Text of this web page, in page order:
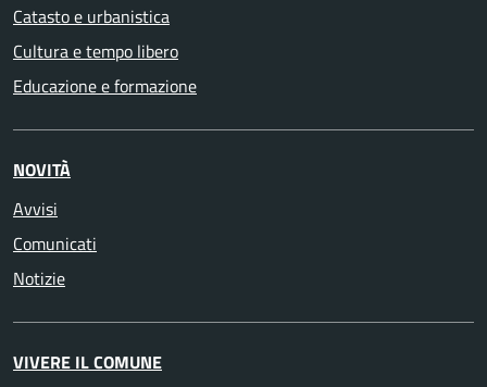
Catasto e urbanistica
Cultura e tempo libero
Educazione e formazione
NOVITÀ
Avvisi
Comunicati
Notizie
VIVERE IL COMUNE